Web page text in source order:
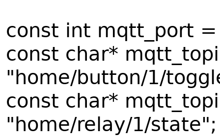
const int mqtt_port
const char*
"home/button/1/
const char*
"home/relay/1/